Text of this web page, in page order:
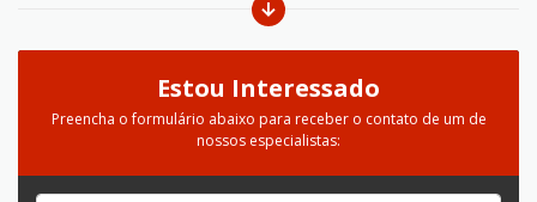
Estou Interessado
Preencha o formulário abaixo para receber o contato de um de
nossos especialistas: